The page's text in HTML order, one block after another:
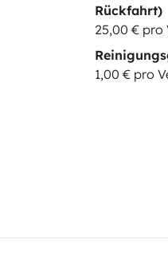
Rückfahrt)
25,00 € pro
1,00 € pro